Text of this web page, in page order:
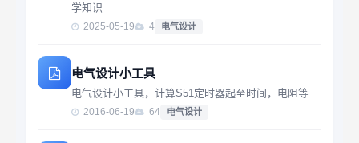
学知识
2025-05-19 4 电气设计
电气设计小工具
电气设计小工具，计算S51定时器起至时间，电阻等
2016-06-19 64 电气设计